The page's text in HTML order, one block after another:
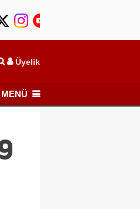
Üyelik
Yazarları
MENÜ